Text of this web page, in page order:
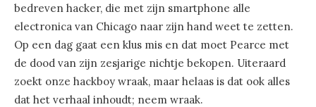
bedreven hacker, die met zijn smartphone alle
electronica van Chicago naar zijn hand weet te zetten.
Op een dag gaat een klus mis en dat moet Pearce met
de dood van zijn zesjarige nichtje bekopen. Uiteraard
zoekt onze hackboy wraak, maar helaas is dat ook alles
dat het verhaal inhoudt; neem wraak.